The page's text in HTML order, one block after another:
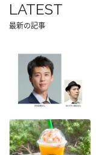
LATEST
最新の記事